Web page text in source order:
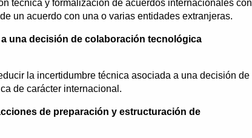
técnica y formalización de acuerdos internacionales con
un acuerdo con una o varias entidades extranjeras.
una decisión de colaboración tecnológica
la incertidumbre técnica asociada a una decisión de
de carácter internacional.
de preparación y estructuración de